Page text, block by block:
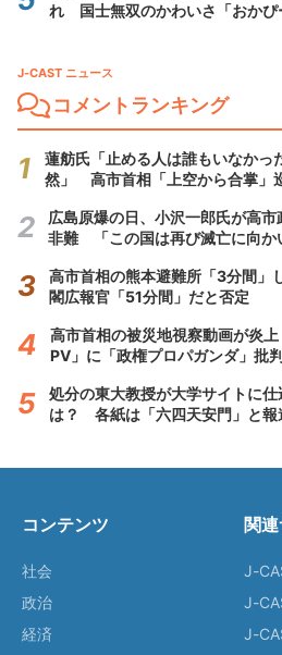
れ 国士無双のかわいさ「おかぴ
J-CAST ニュース
コメントランキング
蓮舫氏「止める人は誰もいなかっ
然」 高市首相「上空から合掌」
広島原爆の日、小沢一郎氏が高
非難 「この国は再び滅亡に向か
高市首相の熊本避難所「3分間
閣広報官「51分間」だと否定
高市首相の被災地視察動画が炎
PV」に「政権プロパガンダ」批
処分の東大教授が大学サイトに
は？ 各紙は「六四天安門」と報
コンテンツ
社会
政治
経済
関
J-
J-
J-